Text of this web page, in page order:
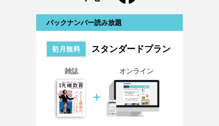
バックナンバー読み放題
初月無料 スタンダードプラン
雑誌
＋
オンライン